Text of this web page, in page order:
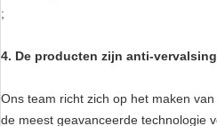
;
4. De producten zijn anti-
Ons team richt zich op het maken
de meest geavanceerde technologie